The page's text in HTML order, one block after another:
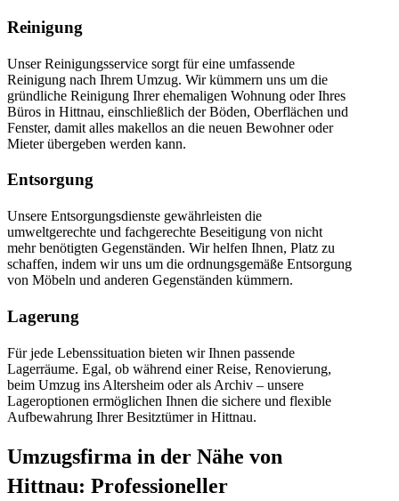
Reinigung
Unser Reinigungsservice sorgt für eine umfassende
Reinigung nach Ihrem Umzug. Wir kümmern uns um die
gründliche Reinigung Ihrer ehemaligen Wohnung oder Ihres
Büros in Hittnau, einschließlich der Böden, Oberflächen und
Fenster, damit alles makellos an die neuen Bewohner oder
Mieter übergeben werden kann.
Entsorgung
Unsere Entsorgungsdienste gewährleisten die
umweltgerechte und fachgerechte Beseitigung von nicht
mehr benötigten Gegenständen. Wir helfen Ihnen, Platz zu
schaffen, indem wir uns um die ordnungsgemäße Entsorgung
von Möbeln und anderen Gegenständen kümmern.
Lagerung
Für jede Lebenssituation bieten wir Ihnen passende
Lagerräume. Egal, ob während einer Reise, Renovierung,
beim Umzug ins Altersheim oder als Archiv – unsere
Lageroptionen ermöglichen Ihnen die sichere und flexible
Aufbewahrung Ihrer Besitztümer in Hittnau.
Umzugsfirma in der Nähe von
Hittnau: Professioneller